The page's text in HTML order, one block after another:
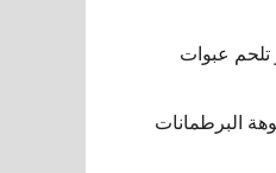
تلحم عبوات
البرطمانات